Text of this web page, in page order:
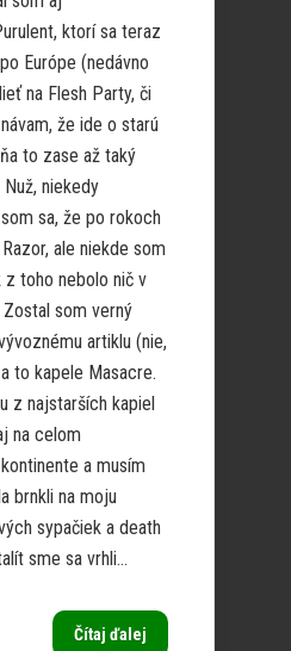
ktorí sa teraz
Európe (nedávno
na Flesh Party, či
že ide o starú
to zase až taký
niekedy
sa, že po rokoch
ale niekde som
z toho nebolo nič v
som verný
artiklu (nie,
to kapele Masacre.
z najstarších kapiel
na celom
a musím
brnkli na moju
sypačiek a death
sme sa vrhli...
Čítaj ďalej